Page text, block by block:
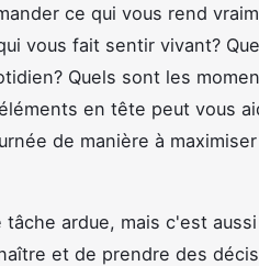
ce qui vous rend
vous fait sentir vivant?
Quels sont les
en tête peut vous
de manière à
tâche ardue, mais c'est
et de prendre des